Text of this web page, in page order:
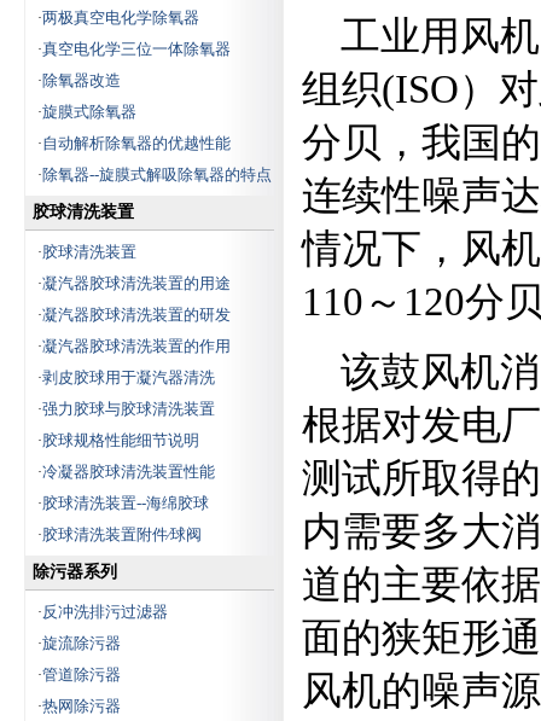
·两极真空电化学除氧器
·真空电化学三位一体除氧器
·除氧器改造
·旋膜式除氧器
·自动解析除氧器的优越性能
·除氧器--旋膜式解吸除氧器的特点
胶球清洗装置
·胶球清洗装置
·凝汽器胶球清洗装置的用途
·凝汽器胶球清洗装置的研发
·凝汽器胶球清洗装置的作用
·剥皮胶球用于凝汽器清洗
·强力胶球与胶球清洗装置
·胶球规格性能细节说明
·冷凝器胶球清洗装置性能
·胶球清洗装置--海绵胶球
·胶球清洗装置附件∕球阀
除污器系列
·反冲洗排污过滤器
·旋流除污器
·管道除污器
·热网除污器
工业用风机
组织(ISO）
分贝，我国
连续性噪声
情况下，风
110～120分
该鼓风机消
根据对发电
测试所取得
内需要多大
道的主要依
面的狭矩形
风机的噪声